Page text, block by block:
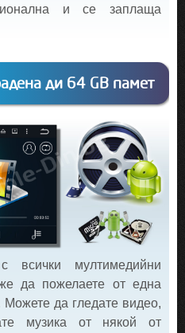
и се заплаща
ди 64 GB памет
всички мултимедийни
да пожелаете от една
да гледате видео,
музика от някой от